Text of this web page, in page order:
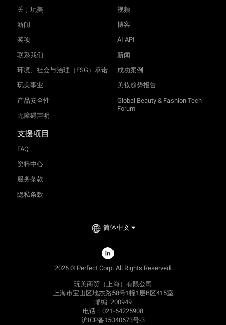
关于玩美
新闻
奖项
联系我们
环境、社会与治理（ESG）承诺
玩美事业
产品安全性
无障碍声明
视频
博客
AI API
新闻
成功案例
美妆趋势报告
Global Beauty & Fashion Tech
Forum
支援项目
FAQ
资料中心
服务条款
隐私条款
简体中文
2026 © Perfect Corp. All Rights Reserved.
玩美商贸（上海）有限公司
上海市宝山区地杰路58号1幢1层B区415室
邮编: 200949
电话：021-64225908
沪ICP备15040673号-3